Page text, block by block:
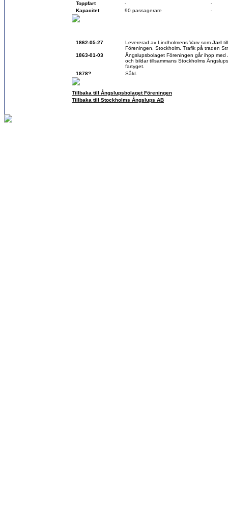
Toppfart
-
-
Kapacitet
90 passagerare -
1862-05-27
Levererad av Lindholmens Varv som Jarl
Föreningen, Stockholm. Trafik på traden
1863-01-03
Ångslupsbolaget Föreningen går ihop
och bildar tillsammans Stockholms
fartyget.
1878?
Såld.
Tillbaka till Ångslupsbolaget Föreningen
Tillbaka till Stockholms Ångslups AB